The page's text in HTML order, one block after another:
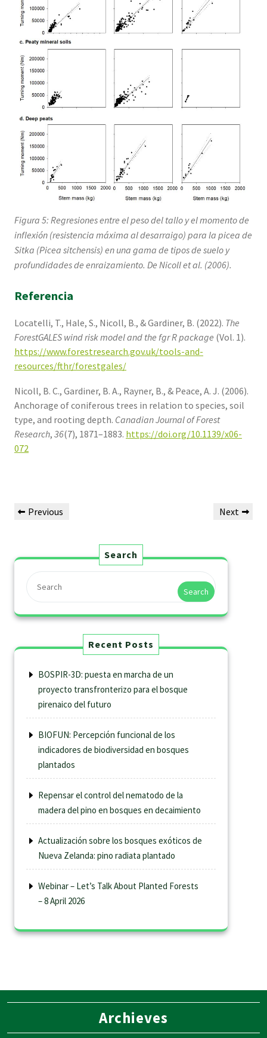
Figura 5: Regresiones entre el peso del tallo y el momento de
inflexión (resistencia máxima al desarraigo) para la picea de
Sitka (Picea sitchensis) en una gama de tipos de suelo y
profundidades de enraizamiento. De Nicoll et al. (2006).
Referencia
Locatelli, T., Hale, S., Nicoll, B., & Gardiner, B. (2022). The
ForestGALES wind risk model and the fgr R package (Vol. 1).
https://www.forestresearch.gov.uk/tools-and-
resources/fthr/forestgales/
Nicoll, B. C., Gardiner, B. A., Rayner, B., & Peace, A. J. (2006).
Anchorage of coniferous trees in relation to species, soil
type, and rooting depth. Canadian Journal of Forest
Research, 36(7), 1871–1883. https://doi.org/10.1139/x06-
072
Previous Next
Search
Search
Recent Posts
BOSPIR-3D: puesta en marcha de un
proyecto transfronterizo para el bosque
pirenaico del futuro
BIOFUN: Percepción funcional de los
indicadores de biodiversidad en bosques
plantados
Repensar el control del nematodo de la
madera del pino en bosques en decaimiento
Actualización sobre los bosques exóticos de
Nueva Zelanda: pino radiata plantado
Webinar – Let’s Talk About Planted Forests
– 8 April 2026
Archieves